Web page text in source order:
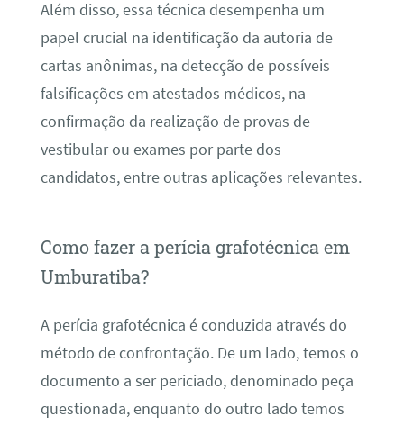
Além disso, essa técnica desempenha um
papel crucial na identificação da autoria de
cartas anônimas, na detecção de possíveis
falsificações em atestados médicos, na
confirmação da realização de provas de
vestibular ou exames por parte dos
candidatos, entre outras aplicações relevantes.
Como fazer a perícia grafotécnica em
Umburatiba?
A perícia grafotécnica é conduzida através do
método de confrontação. De um lado, temos o
documento a ser periciado, denominado peça
questionada, enquanto do outro lado temos